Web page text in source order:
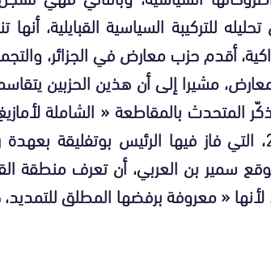
للتركيبة السياسية القبايلية،
أقدم حزب معارض في الجزائر،
مشيرا إلى أن هذين الحزبين
المتحدث بالمقاطعة « الشاملة
الرئاسية عام 2014، التي فاز فيها الرئيس
سمير بن العربي، أن تعرف منطقة
في 2019، لأنها « معروفة برفضها المطلق